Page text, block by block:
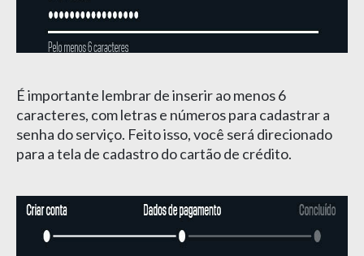
É importante lembrar de inserir ao menos 6
caracteres, com letras e números para cadastrar a
senha do serviço. Feito isso, você será direcionado
para a tela de cadastro do cartão de crédito.